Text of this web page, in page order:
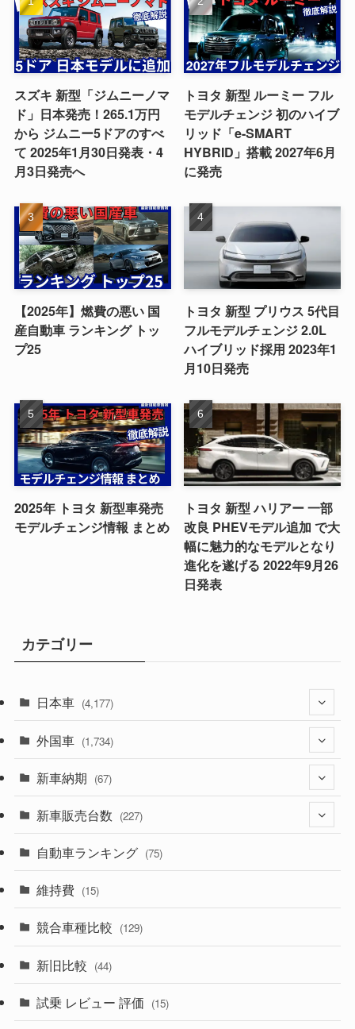
スズキ 新型「ジムニーノマ
ド」日本発売！265.1万円
から ジムニー5ドアのすべ
て 2025年1月30日発表・4
月3日発売へ
トヨタ 新型 ルーミー フル
モデルチェンジ 初のハイブ
リッド「e-SMART
HYBRID」搭載 2027年6月
に発売
【2025年】燃費の悪い 国
産自動車 ランキング トッ
プ25
トヨタ 新型 プリウス 5代目
フルモデルチェンジ 2.0L
ハイブリッド採用 2023年1
月10日発売
2025年 トヨタ 新型車発売
モデルチェンジ情報 まとめ
トヨタ 新型 ハリアー 一部
改良 PHEVモデル追加 で大
幅に魅力的なモデルとなり
進化を遂げる 2022年9月26
日発表
カテゴリー
日本車 (4,177)
(1,323)
(330)
(357)
(328)
(230)
(253)
外国車 (1,734)
(242)
(85)
(84)
(14)
(222)
新車納期 (67)
(28)
(8)
(3)
(3)
(5)
新車販売台数 (227)
(21)
(5)
(7)
自動車ランキング (75)
維持費 (15)
競合車種比較 (129)
新旧比較 (44)
試乗 レビュー 評価 (15)